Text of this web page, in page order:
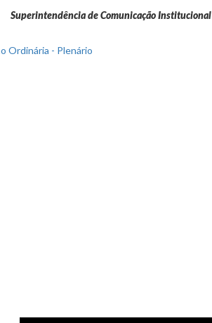
Superintendência de Comunicação Institucional